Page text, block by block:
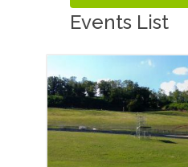
Events List